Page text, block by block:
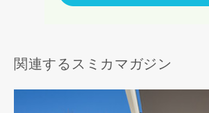
関連するスミカマガジン